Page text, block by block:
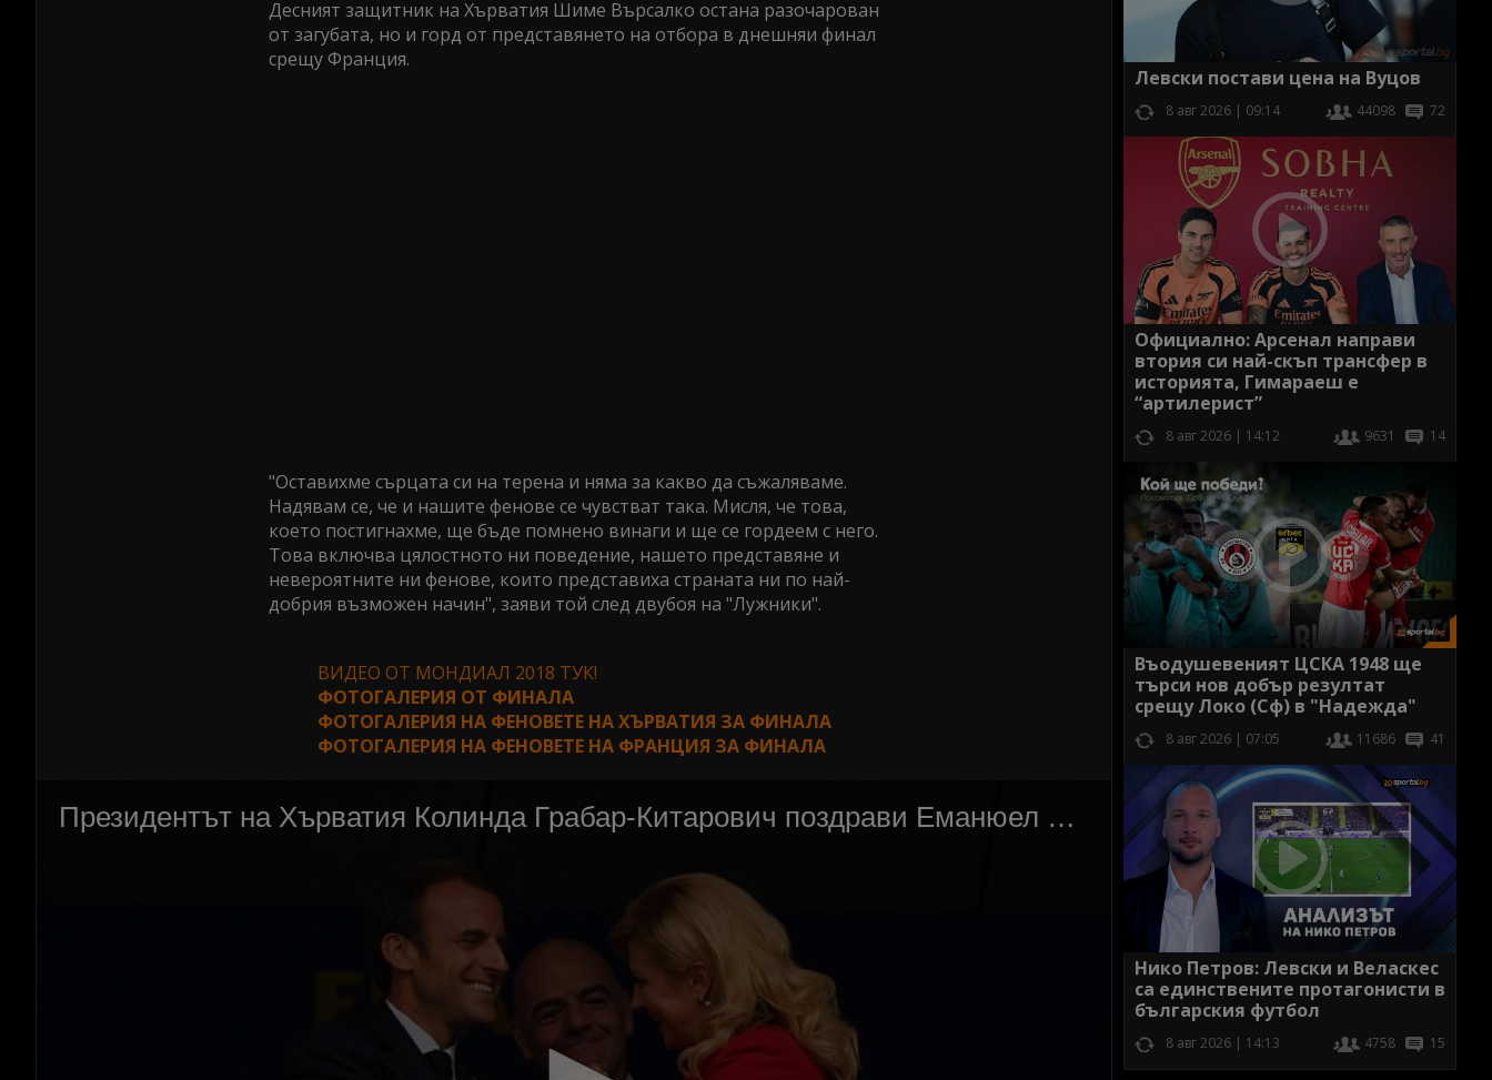
Десният защитник на Хърватия Шиме Върсалко остана разочарован
от загубата, но и горд от представянето на отбора в днешняи финал
срещу Франция.
"Оставихме сърцата си на терена и няма за какво да съжаляваме.
Надявам се, че и нашите фенове се чувстват така. Мисля, че това,
което постигнахме, ще бъде помнено винаги и ще се гордеем с него.
Това включва цялостното ни поведение, нашето представяне и
невероятните ни фенове, които представиха страната ни по най-
добрия възможен начин", заяви той след двубоя на "Лужники".
ВИДЕО ОТ МОНДИАЛ 2018 ТУК!
ФОТОГАЛЕРИЯ ОТ ФИНАЛА
ФОТОГАЛЕРИЯ НА ФЕНОВЕТЕ НА ХЪРВАТИЯ ЗА ФИНАЛА
ФОТОГАЛЕРИЯ НА ФЕНОВЕТЕ НА ФРАНЦИЯ ЗА ФИНАЛА
Левски постави цена на Вуцов
8 авг 2026 | 09:14 44098 72
Официално: Арсенал направи
втория си най-скъп трансфер в
историята, Гимараеш е
“артилерист”
8 авг 2026 | 14:12 9631 14
Въодушевеният ЦСКА 1948 ще
търси нов добър резултат
срещу Локо (Сф) в "Надежда"
8 авг 2026 | 07:05 11686 41
Нико Петров: Левски и Веласкес
са единствените протагонисти в
българския футбол
8 авг 2026 | 14:13 4758 15